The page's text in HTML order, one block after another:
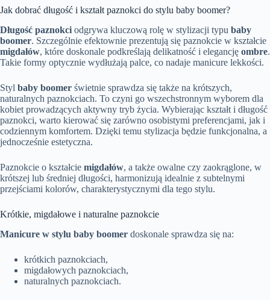
Jak dobrać długość i kształt paznokci do stylu baby boomer?
Długość paznokci odgrywa kluczową rolę w stylizacji typu baby
boomer. Szczególnie efektownie prezentują się paznokcie w kształcie
migdałów, które doskonale podkreślają delikatność i elegancję ombre.
Takie formy optycznie wydłużają palce, co nadaje manicure lekkości.
Styl baby boomer świetnie sprawdza się także na krótszych,
naturalnych paznokciach. To czyni go wszechstronnym wyborem dla
kobiet prowadzących aktywny tryb życia. Wybierając kształt i długość
paznokci, warto kierować się zarówno osobistymi preferencjami, jak i
codziennym komfortem. Dzięki temu stylizacja będzie funkcjonalna, a
jednocześnie estetyczna.
Paznokcie o kształcie migdałów, a także owalne czy zaokrąglone, w
krótszej lub średniej długości, harmonizują idealnie z subtelnymi
przejściami kolorów, charakterystycznymi dla tego stylu.
Krótkie, migdałowe i naturalne paznokcie
Manicure w stylu baby boomer doskonale sprawdza się na:
krótkich paznokciach,
migdałowych paznokciach,
naturalnych paznokciach.